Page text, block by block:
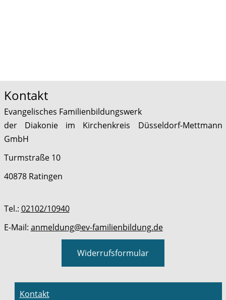
Kontakt
Evangelisches Familienbildungswerk
der Diakonie im Kirchenkreis Düsseldorf-Mettmann
GmbH
Turmstraße 10
40878 Ratingen
Tel.: 02102/10940
E-Mail: anmeldung@ev-familienbildung.de
Widerrufsformular
Kontakt